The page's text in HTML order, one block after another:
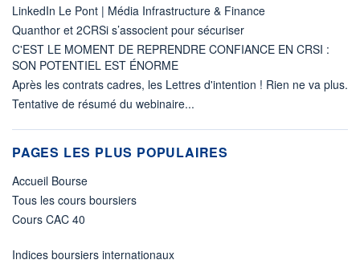
LinkedIn Le Pont | Média Infrastructure & Finance
Quanthor et 2CRSi s’associent pour sécuriser
C'EST LE MOMENT DE REPRENDRE CONFIANCE EN CRSI :
SON POTENTIEL EST ÉNORME
Après les contrats cadres, les Lettres d'intention ! Rien ne va plus.
Tentative de résumé du webinaire...
PAGES LES PLUS POPULAIRES
Accueil Bourse
Tous les cours boursiers
Cours CAC 40
Indices boursiers internationaux